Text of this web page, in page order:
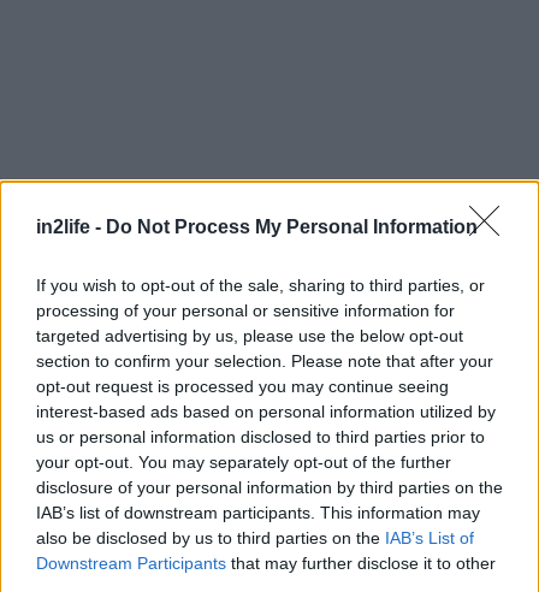
in2life - Do Not Process My Personal Information
If you wish to opt-out of the sale, sharing to third parties, or
processing of your personal or sensitive information for
targeted advertising by us, please use the below opt-out
section to confirm your selection. Please note that after your
opt-out request is processed you may continue seeing
interest-based ads based on personal information utilized by
us or personal information disclosed to third parties prior to
your opt-out. You may separately opt-out of the further
disclosure of your personal information by third parties on the
IAB’s list of downstream participants. This information may
also be disclosed by us to third parties on the IAB’s List of
Downstream Participants that may further disclose it to other
Διαβάστε επίσης
Αναζήτηση